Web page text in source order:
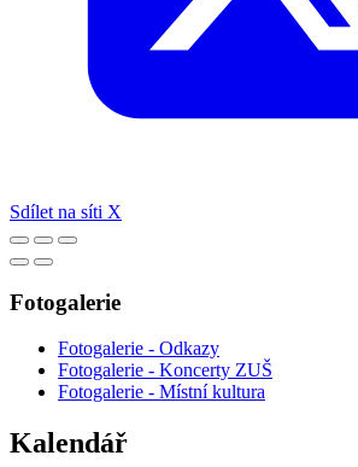
Sdílet na síti X
Fotogalerie
Fotogalerie - Odkazy
Fotogalerie - Koncerty ZUŠ
Fotogalerie - Místní kultura
Kalendář